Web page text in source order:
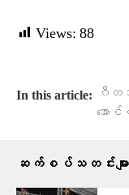
Views: 88
In this article: ဂီတ
အော
ဆက်စပ်သတင်းများ